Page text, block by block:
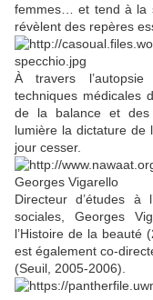
femmes… et tend à la
révèlent des repères
À travers
techniques médicales
de la balance et des
lumière la dictature de
jour cesser.
Georges Vigarello
Directeur d’études à
sociales, Georges
l’Histoire de la beauté
est également co-
(Seuil, 2005-2006).